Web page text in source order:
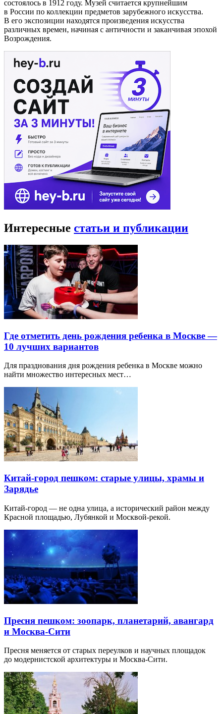
состоялось в 1912 году. Музей считается крупнейшим
в России по коллекции предметов зарубежного искусства.
В его экспозиции находятся произведения искусства
различных времен, начиная с античности и заканчивая эпохой
Возрождения.
Интересные статьи и публикации
Где отметить день рождения ребенка в Москве —
10 лучших вариантов
Для празднования дня рождения ребенка в Москве можно
найти множество интересных мест…
Китай-город пешком: старые улицы, храмы и
Зарядье
Китай-город — не одна улица, а исторический район между
Красной площадью, Лубянкой и Москвой-рекой.
Пресня пешком: зоопарк, планетарий, авангард
и Москва-Сити
Пресня меняется от старых переулков и научных площадок
до модернистской архитектуры и Москва-Сити.